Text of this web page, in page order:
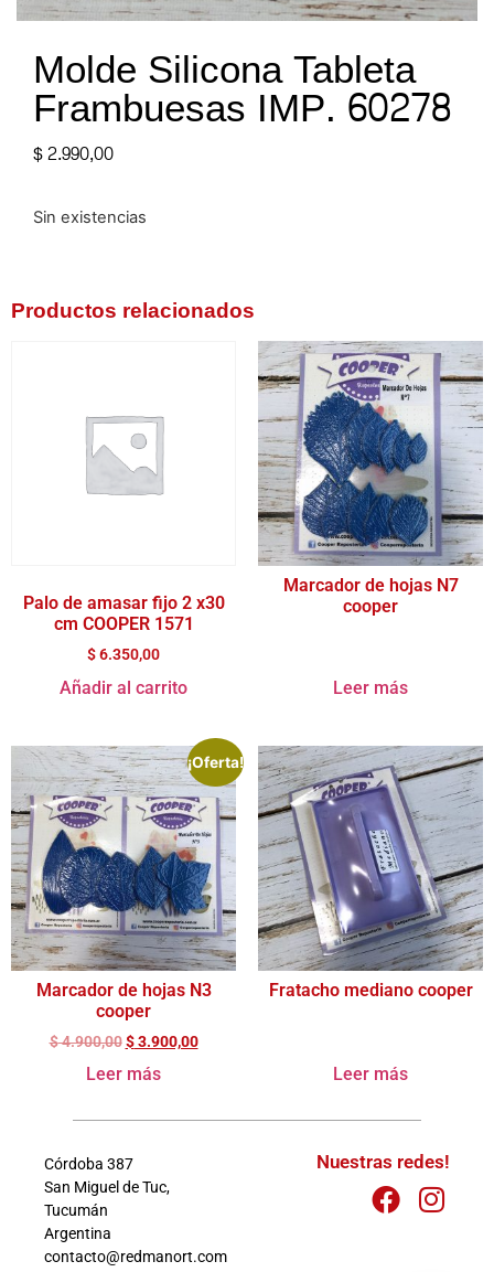
Molde Silicona Tableta
Frambuesas IMP. 60278
$2.990,00
Sin existencias
Productos relacionados
Palo de amasar fijo 2 x30
cm COOPER 1571
$6.350,00
Añadir al carrito
Marcador de hojas N7
cooper
Leer más
¡Oferta!
Marcador de hojas N3
cooper
$4.900,00 $3.900,00
Leer más
Fratacho mediano cooper
Leer más
Córdoba 387
San Miguel de Tuc,
Tucumán
Argentina
contacto@redmanort.com
Nuestras redes!